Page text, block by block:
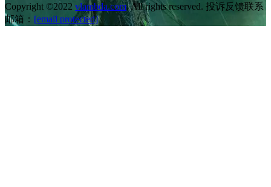
Copyright ©2022 vlambda.com. All rights reserved. 投诉反馈联系
邮箱： [email protected]